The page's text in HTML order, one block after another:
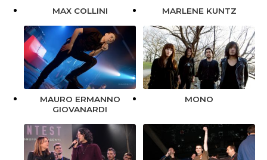
MAX COLLINI MARLENE KUNTZ
MAURO ERMANNO
GIOVANARDI
MONO